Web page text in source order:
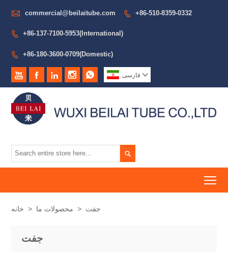
 commercial@beilaitube.com  +86-510-8359-0332
 +86-137-7100-5953(International)
 +86-180-3600-0709(Domestic)
     فارسی 

خانه > محصولات ما > جفت
جفت